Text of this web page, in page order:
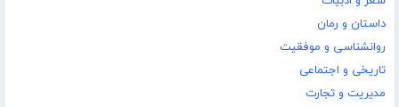
داستان و رمان
روانشناسی و موفقیت
تاریخی و اجتماعی
مدیریت و تجارت